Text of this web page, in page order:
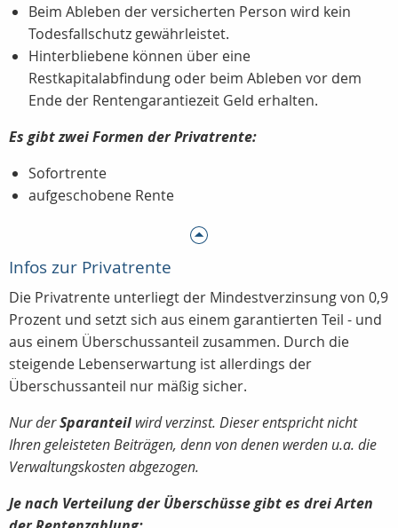
Beim Ableben der versicherten Person wird kein
Todesfallschutz gewährleistet.
Hinterbliebene können über eine
Restkapitalabfindung oder beim Ableben vor dem
Ende der Rentengarantiezeit Geld erhalten.
Es gibt zwei Formen der Privatrente:
Sofortrente
aufgeschobene Rente
Infos zur Privatrente
Die Privatrente unterliegt der Mindestverzinsung von 0,9
Prozent und setzt sich aus einem garantierten Teil - und
aus einem Überschussanteil zusammen. Durch die
steigende Lebenserwartung ist allerdings der
Überschussanteil nur mäßig sicher.
Nur derSparanteil wird verzinst. Dieser entspricht nicht
Ihren geleisteten Beiträgen, denn von denen werden u.a. die
Verwaltungskosten abgezogen.
Je nach Verteilung der Überschüsse gibt es drei Arten